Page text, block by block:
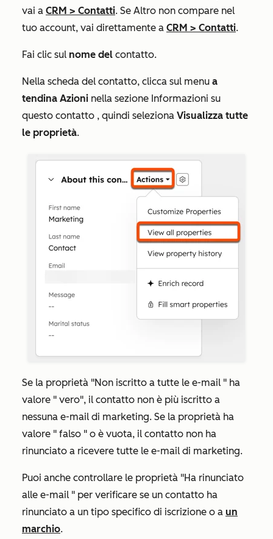
vai a CRM > Contatti. Se Altro non compare nel
tuo account, vai direttamente a CRM > Contatti.
Fai clic sul nome del contatto.
Nella scheda del contatto, clicca sul menu a
tendina Azioni nella sezione Informazioni su
questo contatto , quindi seleziona Visualizza tutte
le proprietà.
Se la proprietà "Non iscritto a tutte le e-mail " ha
valore " vero", il contatto non è più iscritto a
nessuna e-mail di marketing. Se la proprietà ha
valore " falso " o è vuota, il contatto non ha
rinunciato a ricevere tutte le e-mail di marketing.
Puoi anche controllare le proprietà "Ha rinunciato
alle e-mail " per verificare se un contatto ha
rinunciato a un tipo specifico di iscrizione o a un
marchio.